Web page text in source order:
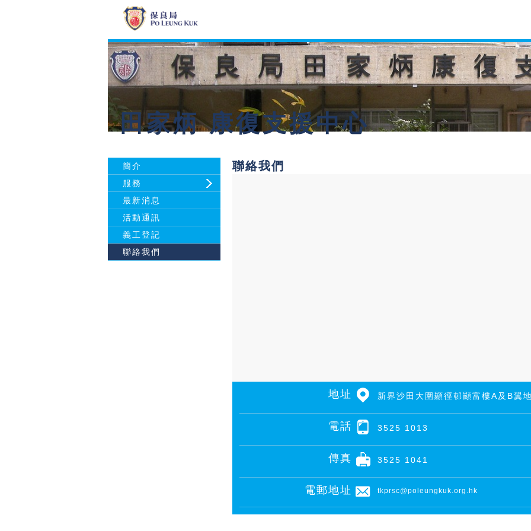
田家炳 康復支援中心
簡介
服務
最新消息
活動通訊
義工登記
聯絡我們
聯絡我們
地址 新界沙田大圍顯徑邨顯富樓A及B翼
電話 3525 1013
傳真 3525 1041
電郵地址 tkprsc@poleungkuk.org.hk